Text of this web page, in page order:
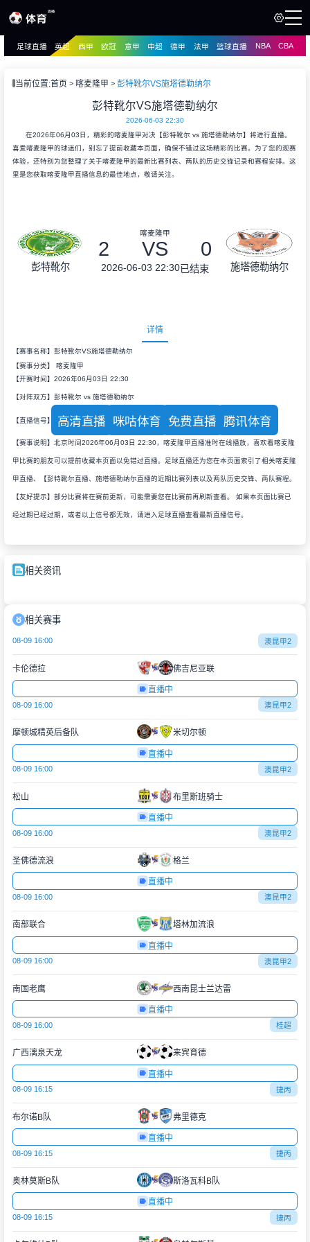
播
足球直播 英超 西甲 欧冠 意甲 中超 德甲 法甲 篮球直播 NBA CBA
当前位置:首页 喀麦隆甲 彭特靴尔VS施塔德勒纳尔
彭特靴尔VS施塔德勒纳尔
2026-06-03 22:30
在2026年06月03日，精彩的喀麦隆甲对决【彭特靴尔 vs 施塔德勒纳尔】将进行直播。
喜爱喀麦隆甲的球迷们，别忘了提前收藏本页面，确保不错过这场精彩的比赛。为了您的观赛
体验，还特别为您整理了关于喀麦隆甲的最新比赛列表、两队的历史交锋记录和赛程安排。这
里是您获取喀麦隆甲直播信息的最佳地点，敬请关注。
彭特靴尔
喀麦隆甲
2 VS 0
2026-06-03 22:30已结束 施塔德勒纳尔
详情
【赛事名称】彭特靴尔VS施塔德勒纳尔
【赛事分类】 喀麦隆甲
【开赛时间】2026年06月03日 22:30
【对阵双方】彭特靴尔 vs 施塔德勒纳尔
【直播信号】 高清直播 咪咕体育 免费直播 腾讯体育
【赛事说明】北京时间2026年06月03日 22:30，喀麦隆甲直播准时在线播放，喜欢看喀麦隆
甲比赛的朋友可以提前收藏本页面以免错过直播。足球直播还为您在本页面索引了相关喀麦隆
甲直播、【彭特靴尔直播、施塔德勒纳尔直播的近期比赛列表以及两队历史交锋、两队赛程。
【友好提示】部分比赛将在赛前更新，可能需要您在比赛前再刷新查看。 如果本页面比赛已
经过期已经过期，或者以上信号都无效，请进入足球直播查看最新直播信号。
相关资讯
相关赛事
08-09 16:00 澳昆甲2
卡伦德拉 佛吉尼亚联
直播中
08-09 16:00 澳昆甲2
摩顿城精英后备队 米切尔顿
直播中
08-09 16:00 澳昆甲2
松山 布里斯班骑士
直播中
08-09 16:00 澳昆甲2
圣佛德流浪 格兰
直播中
08-09 16:00 澳昆甲2
南部联合 塔林加流浪
直播中
08-09 16:00 澳昆甲2
南国老鹰 西南昆士兰达雷
直播中
08-09 16:00 桂超
广西漓泉天龙 来宾育德
直播中
08-09 16:15 捷丙
布尔诺B队 弗里德克
直播中
08-09 16:15 捷丙
奥林莫斯B队 斯洛瓦科B队
直播中
08-09 16:15 捷丙